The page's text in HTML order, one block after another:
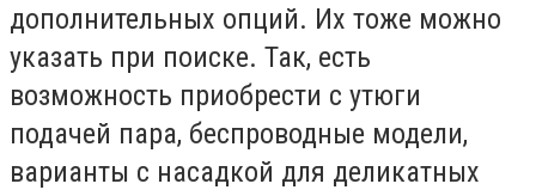
дополнительных опций. Их тоже можно
указать при поиске. Так, есть
возможность приобрести с утюги
подачей пара, беспроводные модели,
варианты с насадкой для деликатных